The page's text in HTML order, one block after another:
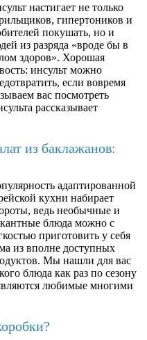
настигает не только
гипертоников и
покушать, но и
из разряда «вроде бы в
здоров». Хорошая
инсульт можно
если вовремя
вас посмотреть
рассказывает
из баклажанов:
адаптированной
кухни набирает
ведь необычные и
блюда можно с
приготовить у себя
из вполне доступных
Мы нашли для вас
блюда как раз по сезону
любимые многими